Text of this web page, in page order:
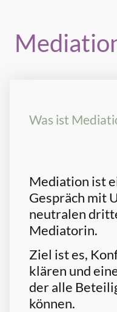
Was ist
Mediation ist
Gespräch mit
neutralen
Mediatorin.
Ziel ist es,
klären und
der alle
können.